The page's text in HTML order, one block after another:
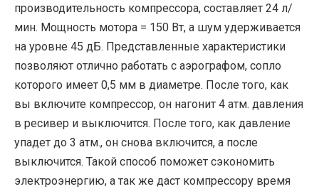
производительность компрессора, составляет 24 л/
мин. Мощность мотора = 150 Вт, а шум удерживается
на уровне 45 дБ. Представленные характеристики
позволяют отлично работать с аэрографом, сопло
которого имеет 0,5 мм в диаметре. После того, как
вы включите компрессор, он нагонит 4 атм. давления
в ресивер и выключится. После того, как давление
упадет до 3 атм., он снова включится, а после
выключится. Такой способ поможет сэкономить
электроэнергию, а так же даст компрессору время